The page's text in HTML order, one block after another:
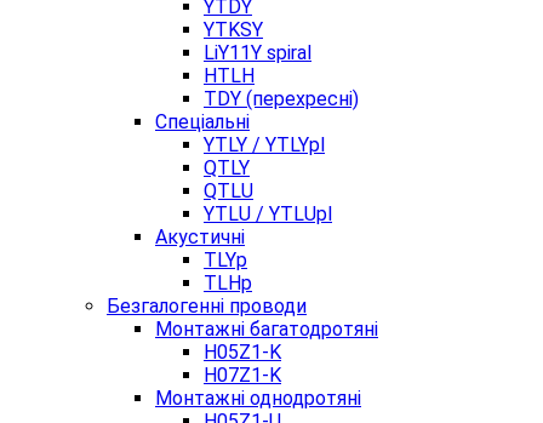
YTDY
YTKSY
LiY11Y spiral
HTLH
TDY (перехресні)
Спеціальні
YTLY / YTLYpl
QTLY
QTLU
YTLU / YTLUpl
Акустичні
TLYp
TLHp
Безгалогенні проводи
Монтажні багатодротяні
H05Z1-K
H07Z1-K
Монтажні однодротяні